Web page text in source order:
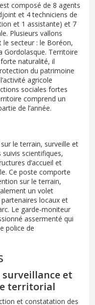
composé de 8 agents
et 4 techniciens de
et 1 assistante) et 7
Plusieurs vallons
secteur : le Boréon,
Gordolasque. Territoire
naturalité, il
du patrimoine
agricole
sociales fortes
comprend un
de l’année.
le terrain, surveille et
scientifiques,
d’accueil et
Ce poste comporte
sur le terrain,
un volet
locaux et
Le garde-moniteur
assermenté qui
police de
et
territorial
et constatation des